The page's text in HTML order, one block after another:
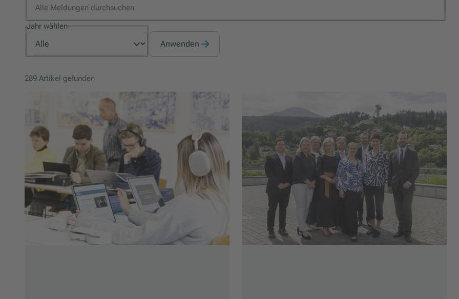
Jahr wählen
Anwenden
289 Artikel gefunden